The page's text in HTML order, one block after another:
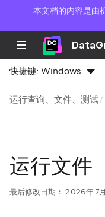
本文档的内容是由
快捷键:Windows
运行查询、文件、测试
运行文件
最后修改日期： 2026年 7